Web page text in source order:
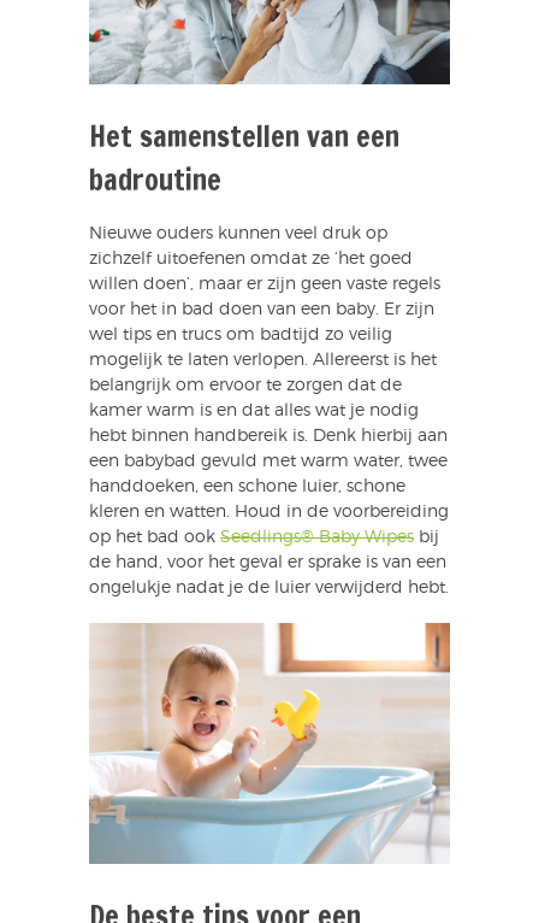
Het samenstellen van een
badroutine
Nieuwe ouders kunnen veel druk op
zichzelf uitoefenen omdat ze ‘het goed
willen doen’, maar er zijn geen vaste regels
voor het in bad doen van een baby. Er zijn
wel tips en trucs om badtijd zo veilig
mogelijk te laten verlopen. Allereerst is het
belangrijk om ervoor te zorgen dat de
kamer warm is en dat alles wat je nodig
hebt binnen handbereik is. Denk hierbij aan
een babybad gevuld met warm water, twee
handdoeken, een schone luier, schone
kleren en watten. Houd in de voorbereiding
op het bad ook Seedlings® Baby Wipes bij
de hand, voor het geval er sprake is van een
ongelukje nadat je de luier verwijderd hebt.